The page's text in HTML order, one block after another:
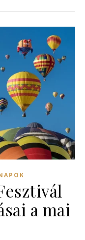
a mai